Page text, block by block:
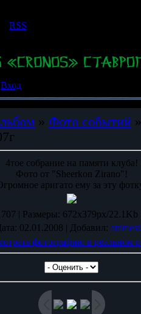
RSS
Вход
» Фото событий
4тое собрание на памяти клуба!
Фото от "Sheerkon Zirano"!
аригато ему за эту
| Размеры: 672x379px/
: 02.01.2008 | Добавил:
фотографию в реальном